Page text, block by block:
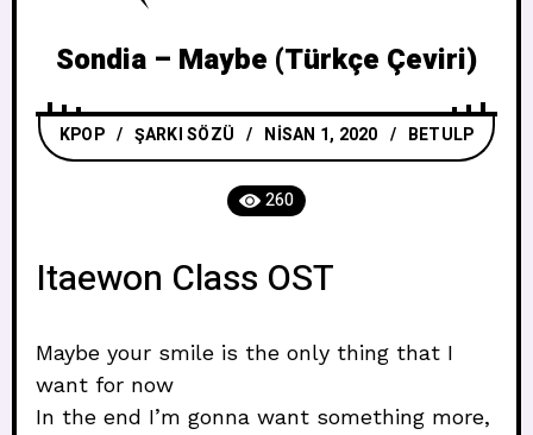
Sondia – Maybe (Türkçe Çeviri)
KPOP/ ŞARKI SÖZÜ NISAN 1, 2020 BETULP
260
Itaewon Class OST
Maybe your smile is the only thing that I
want for now
In the end I’m gonna want something more,